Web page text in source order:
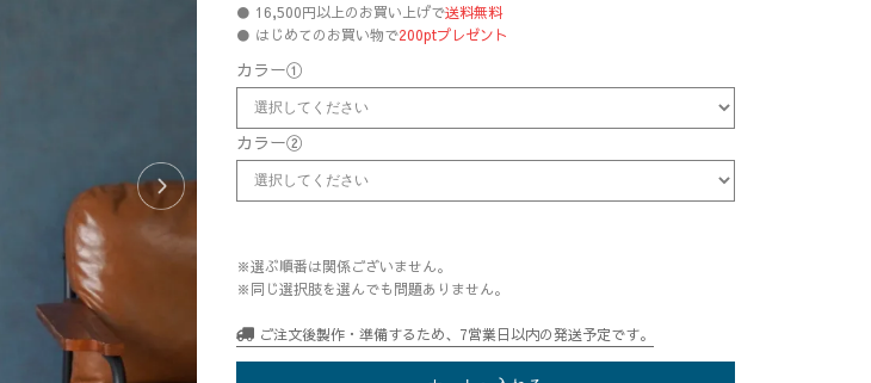
● 16,500円以上のお買い上げで送料無料
● はじめてのお買い物で200ptプレゼント
カラー①
カラー②
※選ぶ順番は関係ございません。
※同じ選択肢を選んでも問題ありません。
ご注文後製作・準備するため、7営業日以内の発送予定です。